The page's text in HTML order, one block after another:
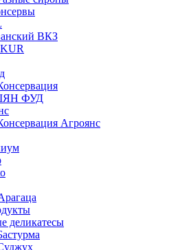
ВКЗ
ФУД
Агроянс
деликатесы